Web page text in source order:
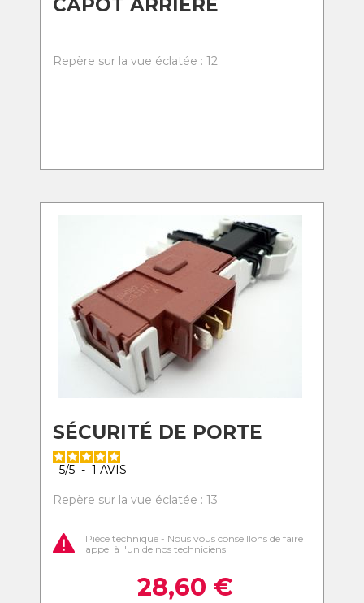
CAPOT ARRIERE
Repère sur la vue éclatée : 12
SÉCURITÉ DE PORTE
5/5 - 1 AVIS
Repère sur la vue éclatée : 13
Pièce technique - Nous vous conseillons de faire
appel à l'un de nos techniciens
28,60 €